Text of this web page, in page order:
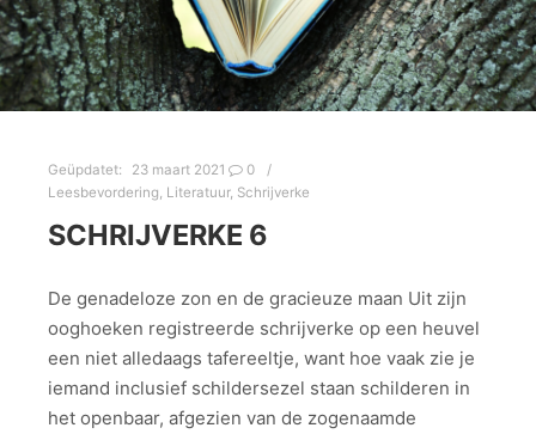
Geüpdatet: 23 maart 2021
0
Leesbevordering Literatuur, Schrijverke
SCHRIJVERKE 6
De genadeloze zon en de gracieuze maan Uit zijn
ooghoeken registreerde schrijverke op een heuvel
een niet alledaags tafereeltje, want hoe vaak zie je
iemand inclusief schildersezel staan schilderen in
het openbaar, afgezien van de zogenaamde